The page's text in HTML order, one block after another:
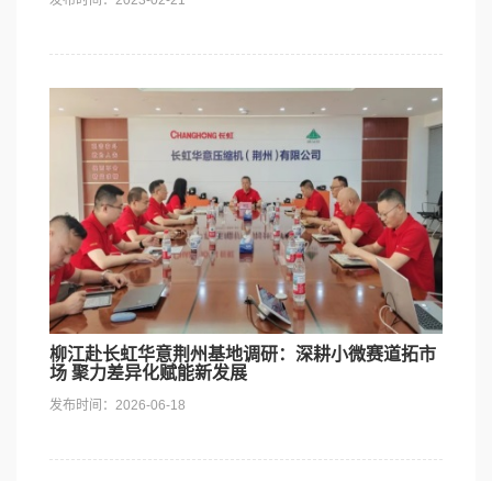
柳江赴长虹华意荆州基地调研：深耕小微赛道拓市
场 聚力差异化赋能新发展
发布时间：2026-06-18